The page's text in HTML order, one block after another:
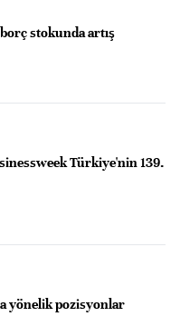
borç stokunda artış
Türkiye'nin 139.
yönelik pozisyonlar